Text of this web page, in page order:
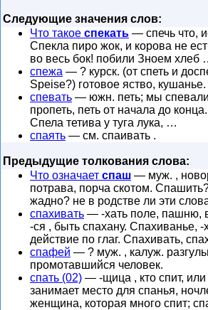
Следующие значения слов:
Что такое спекать — спечь что,
Спекла пиро жок, и корова не
во весь бок! побили Зноем хлеб
спежа — ? курск. (от спеть и
Speise?) готовое яство, кушанье.
спевать — южн. петь; мы
пропеть, петь от начала до
Спела тетива у туга лука, …
спаять — см. спаивать .
Предыдущие толкования слова:
Что означает спаш — муж. ,
потрава, порча скотом.
жадно? не в родстве ли эти
спахивать — -хать поле, пашню,
-ся , быть спахану. Спахиванье, -
действие по глаг. Спахивать,
спафей — ? муж. , калуж.
промотавшийся человек.
спать (02) — -щица , кто спит, или
занимает место для спанья,
женщина, которая много спит;